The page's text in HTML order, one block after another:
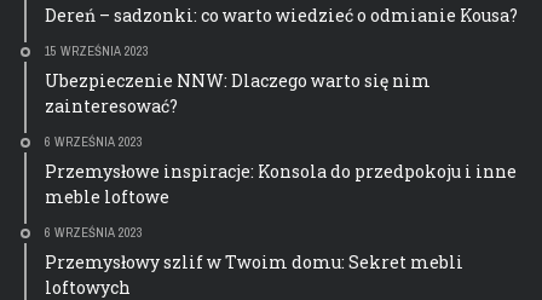
Dereń – sadzonki: co warto wiedzieć o odmianie Kousa?
15 WRZEŚNIA 2023
Ubezpieczenie NNW: Dlaczego warto się nim
zainteresować?
6 WRZEŚNIA 2023
Przemysłowe inspiracje: Konsola do przedpokoju i inne
meble loftowe
6 WRZEŚNIA 2023
Przemysłowy szlif w Twoim domu: Sekret mebli
loftowych